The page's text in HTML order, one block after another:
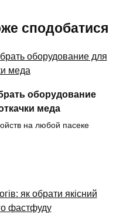
сподобатися
оборудование
меда
на любой пасеке